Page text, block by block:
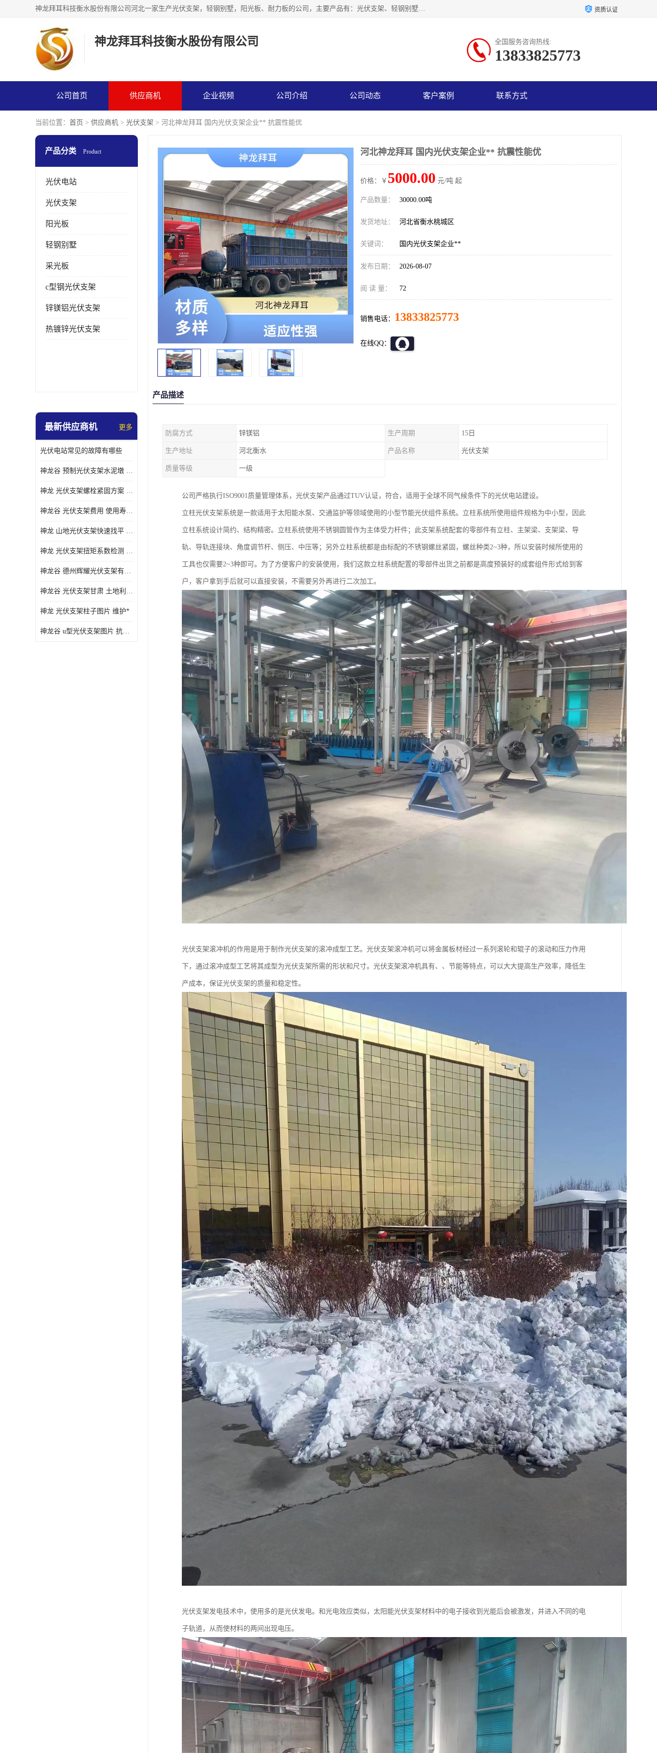
神龙拜耳科技衡水股份有限公司河北一家生产光伏支架，轻钢别墅，阳光板、耐力板的公司，主要产品有：光伏支架、轻钢别墅、阳光板、耐力板、采光板等，公司参与制定了多项标准。 资质认证
神龙拜耳科技衡水股份有限公司 全国服务咨询热线:
13833825773
公司首页 供应商机 企业视频 公司介绍 公司动态 客户案例 联系方式
当前位置： 首页 > 供应商机 > 光伏支架 > 河北神龙拜耳 国内光伏支架企业** 抗震性能优
产品分类 Product
光伏电站
光伏支架
阳光板
轻钢别墅
采光板
c型钢光伏支架
锌镁铝光伏支架
热镀锌光伏支架
最新供应商机 更多
光伏电站常见的故障有哪些
神龙谷 预制光伏支架水泥墩 抗震性能优
神龙 光伏支架螺栓紧固方案 土地利用率高
神龙谷 光伏支架费用 使用寿命长
神龙 山地光伏支架快速找平 抗风耐压
神龙 光伏支架扭矩系数检测 适应性强
神龙谷 德州辉耀光伏支架有限公司 材质多样
神龙谷 光伏支架甘肃 土地利用率高
神龙 光伏支架柱子图片 维护*
神龙谷 u型光伏支架图片 抗紫外线
河北神龙拜耳 国内光伏支架企业** 抗震性能优
价格：￥ 5000.00 元/吨 起
产品数量： 30000.00吨
发货地址： 河北省衡水桃城区
关键词： 国内光伏支架企业**
发布日期： 2026-08-07
阅 读 量： 72
销售电话： 13833825773
在线QQ：
产品描述
防腐方式 锌镁铝 生产周期 15日
生产地址 河北衡水 产品名称 光伏支架
质量等级 一级
公司严格执行ISO9001质量管理体系，光伏支架产品通过TUV认证，符合，适用于全球不同气候条件下的光伏电站建设。
立柱光伏支架系统是一款适用于太阳能水泵、交通监护等领域使用的小型节能光伏组件系统。立柱系统所使用组件规格为中小型，因此
立柱系统设计简约、结构精密。立柱系统使用不锈钢圆管作为主体受力杆件；此支架系统配套的零部件有立柱、主架梁、支架梁、导
轨、导轨连接块、角度调节杆、侧压、中压等；另外立柱系统都是由标配的不锈钢螺丝紧固，螺丝种类2~3种，所以安装时候所使用的
工具也仅需要2~3种即可。为了方便客户的安装使用，我们这款立柱系统配置的零部件出货之前都是高度预装好的成套组件形式给到客
户，客户拿到手后就可以直接安装，不需要另外再进行二次加工。
光伏支架滚冲机的作用是用于制作光伏支架的滚冲成型工艺。光伏支架滚冲机可以将金属板材经过一系列滚轮和辊子的滚动和压力作用
下，通过滚冲成型工艺将其成型为光伏支架所需的形状和尺寸。光伏支架滚冲机具有、、节能等特点，可以大大提高生产效率，降低生
产成本，保证光伏支架的质量和稳定性。
光伏支架发电技术中，使用多的是光伏发电。和光电效应类似，太阳能光伏支架材料中的电子接收到光能后会被激发，并进入不同的电
子轨道，从而使材料的两间出现电压。